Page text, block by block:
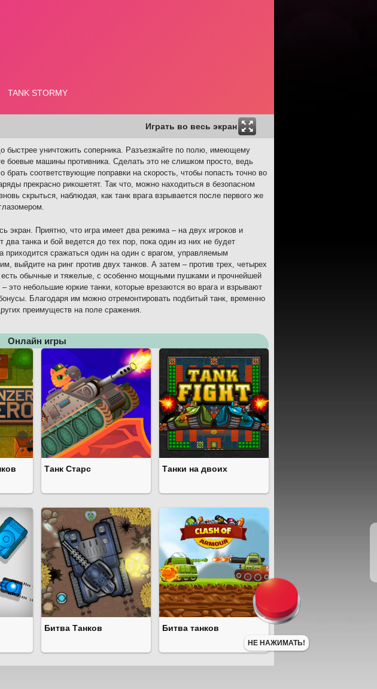
Играть во весь экран
быстрее уничтожить соперника. Разъезжайте по полю, имеющему
боевые машины противника. Сделать это не слишком просто, ведь
соответствующие поправки на скорость, чтобы попасть точно во
прекрасно рикошетят. Так что, можно находиться в безопасном
скрыться, наблюдая, как танк врага взрывается после первого же
экран. Приятно, что игра имеет два режима – на двух игроков и
танка и бой ведется до тех пор, пока один из них не будет
приходится сражаться один на один с врагом, управляемым
выйдите на ринг против двух танков. А затем – против трех, четырех
обычные и тяжелые, с особенно мощными пушками и прочнейшей
это небольшие юркие танки, которые врезаются во врага и взрывают
Благодаря им можно отремонтировать подбитый танк, временно
преимуществ на поле сражения.
Онлайн игры
Танк Старс Танки на двоих
Битва Танков Битва танков
НЕ НАЖИМАТЬ!